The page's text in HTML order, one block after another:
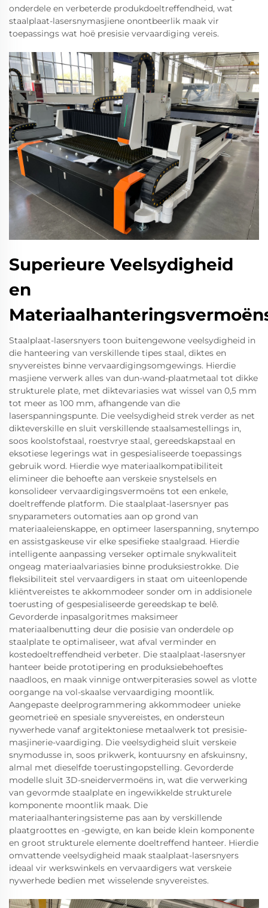
onderdele en verbeterde produkdoeltreffendheid, wat
staalplaat-lasersnymasjiene onontbeerlik maak vir
toepassings wat hoë presisie vervaardiging vereis.
Superieure Veelsydigheid
en
Staalplaat-lasersnyers toon buitengewone veelsydigheid in
die hanteering van verskillende tipes staal, diktes en
snyvereistes binne vervaardigingsomgewings. Hierdie
masjiene verwerk alles van dun-wand-plaatmetaal tot dikke
strukturele plate, met diktevariasies wat wissel van 0,5 mm
tot meer as 100 mm, afhangende van die
laserspanningspunte. Die veelsydigheid strek verder as net
dikteverskille en sluit verskillende staalsamestellings in,
soos koolstofstaal, roestvrye staal, gereedskapstaal en
eksotiese legerings wat in gespesialiseerde toepassings
gebruik word. Hierdie wye materiaalkompatibiliteit
elimineer die behoefte aan verskeie snystelsels en
konsolideer vervaardigingsvermoëns tot een enkele,
doeltreffende platform. Die staalplaat-lasersnyer pas
snyparameters outomaties aan op grond van
materiaaleienskappe, en optimeer laserspanning, snytempo
en assistgaskeuse vir elke spesifieke staalgraad. Hierdie
intelligente aanpassing verseker optimale snykwaliteit
ongeag materiaalvariasies binne produksiestrokke. Die
fleksibiliteit stel vervaardigers in staat om uiteenlopende
kliëntvereistes te akkommodeer sonder om in addisionele
toerusting of gespesialiseerde gereedskap te belê.
Gevorderde inpasalgoritmes maksimeer
materiaalbenutting deur die posisie van onderdele op
staalplate te optimaliseer, wat afval verminder en
kostedoeltreffendheid verbeter. Die staalplaat-lasersnyer
hanteer beide prototipering en produksiebehoeftes
naadloos, en maak vinnige ontwerpiterasies sowel as vlotte
oorgange na vol-skaalse vervaardiging moontlik.
Aangepaste deelprogrammering akkommodeer unieke
geometrieë en spesiale snyvereistes, en ondersteun
nywerhede vanaf argitektoniese metaalwerk tot presisie-
masjinerie-vaardiging. Die veelsydigheid sluit verskeie
snymodusse in, soos prikwerk, kontuursny en afskuinsny,
almal met dieselfde toerustingopstelling. Gevorderde
modelle sluit 3D-sneidervermoëns in, wat die verwerking
van gevormde staalplate en ingewikkelde strukturele
komponente moontlik maak. Die
materiaalhanteringsisteme pas aan by verskillende
plaatgroottes en -gewigte, en kan beide klein komponente
en groot strukturele elemente doeltreffend hanteer. Hierdie
omvattende veelsydigheid maak staalplaat-lasersnyers
ideaal vir werkswinkels en vervaardigers wat verskeie
nywerhede bedien met wisselende snyvereistes.